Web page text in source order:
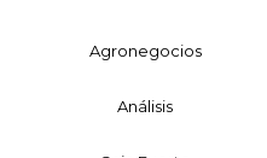
Agronegocios
Análisis